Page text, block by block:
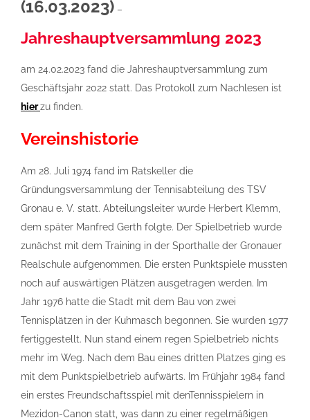
(16.03.2023) –
Jahreshauptversammlung 2023
am 24.02.2023 fand die Jahreshauptversammlung zum
Geschäftsjahr 2022 statt. Das Protokoll zum Nachlesen ist
hierzu finden.
Vereinshistorie
Am 28. Juli 1974 fand im Ratskeller die
Gründungsversammlung der Tennisabteilung des TSV
Gronau e. V. statt. Abteilungsleiter wurde Herbert Klemm,
dem später Manfred Gerth folgte. Der Spielbetrieb wurde
zunächst mit dem Training in der Sporthalle der Gronauer
Realschule aufgenommen. Die ersten Punktspiele mussten
noch auf auswärtigen Plätzen ausgetragen werden. Im
Jahr 1976 hatte die Stadt mit dem Bau von zwei
Tennisplätzen in der Kuhmasch begonnen. Sie wurden 1977
fertiggestellt. Nun stand einem regen Spielbetrieb nichts
mehr im Weg. Nach dem Bau eines dritten Platzes ging es
mit dem Punktspielbetrieb aufwärts. Im Frühjahr 1984 fand
ein erstes Freundschaftsspiel mit denTennisspielern in
Mezidon-Canon statt, was dann zu einer regelmäßigen